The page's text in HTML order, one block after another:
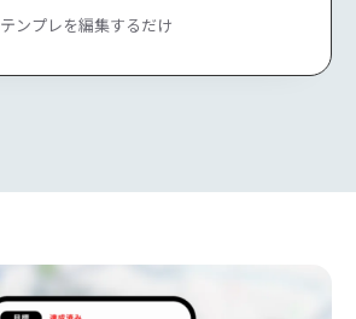
テンプレを編集するだけ